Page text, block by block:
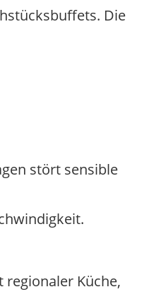
Die
stört sensible
Küche,